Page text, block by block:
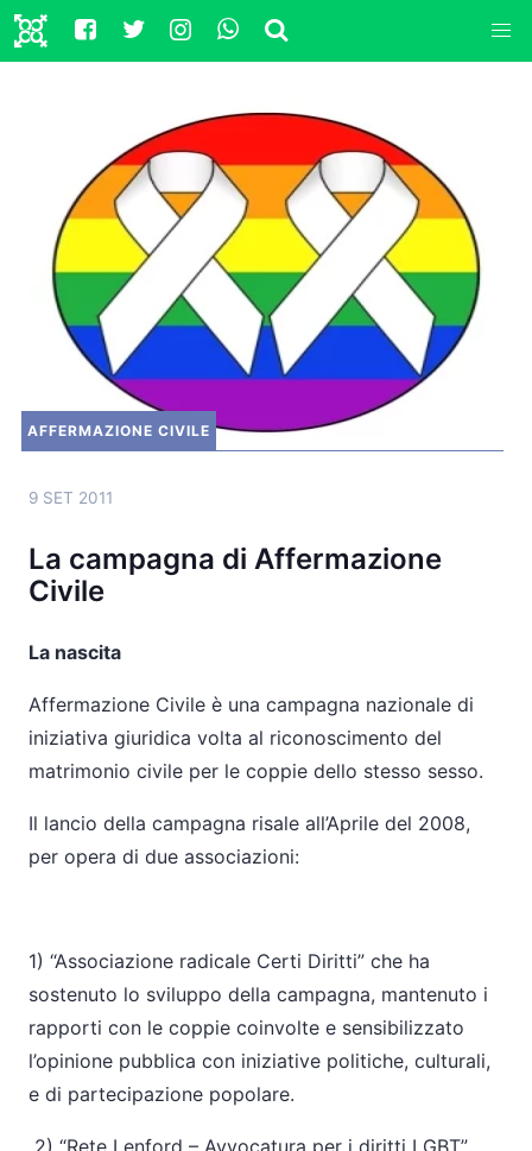
AFFERMAZIONE CIVILE
9 SET 2011
La campagna di Affermazione
Civile
La nascita
Affermazione Civile è una campagna nazionale di
iniziativa giuridica volta al riconoscimento del
matrimonio civile per le coppie dello stesso sesso.
Il lancio della campagna risale all’Aprile del 2008,
per opera di due associazioni:
1) “Associazione radicale Certi Diritti” che ha
sostenuto lo sviluppo della campagna, mantenuto i
rapporti con le coppie coinvolte e sensibilizzato
l’opinione pubblica con iniziative politiche, culturali,
e di partecipazione popolare.
2) “Rete Lenford – Avvocatura per i diritti LGBT”,